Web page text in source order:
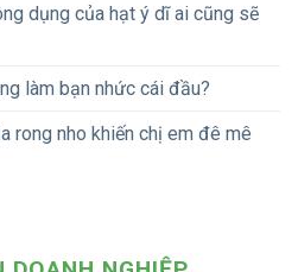
dụng của hạt ý dĩ ai cũng sẽ
làm bạn nhức cái đầu?
rong nho khiến chị em đê mê